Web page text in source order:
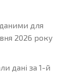
для
2026 року
дані за 1-й